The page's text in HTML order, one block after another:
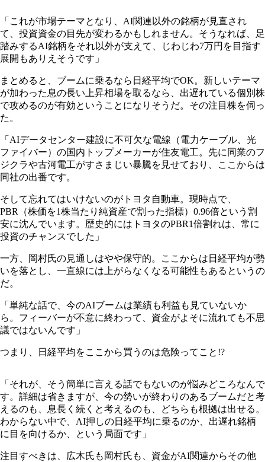
「これが市場テーマとなり、AI関連以外の銘柄が見直され
て、投資資金の目先が変わるかもしれません。そうなれば、足
踏みするAI銘柄をそれ以外が支えて、じわじわ7万円を目指す
展開もありえそうです」
まとめると、ブームに乗るなら日経平均でOK。新しいテーマ
が加わった息の長い上昇相場を取るなら、出遅れている個別株
で攻めるのが有効ということになりそうだ。その注目株を伺っ
た。
「AIデータセンター建設に不可欠な電線（電力ケーブル、光
ファイバー）の国内トップメーカーが住友電工。先に同業のフ
ジクラや古河電工がすさまじい暴騰を見せており、ここからは
同社の出番です。
そして忘れてはいけないのがトヨタ自動車。現時点で、
PBR（株価を1株当たり純資産で割った指標）0.96倍という割
安に沈んでいます。歴史的にはトヨタのPBR1倍割れは、常に
投資のチャンスでした」
一方、岡村氏の見通しはやや保守的。ここからは日経平均が勢
いを落とし、一直線には上がらなくなる可能性もあるというの
だ。
「単純な話で、今のAIブームは業績も利益も見ていないか
ら。フィーバーが不意に終わって、資金がよそに流れても不思
議ではないんです」
つまり、日経平均をここから買うのは危険ってこと!?
「それが、そう簡単に言える話でもないのが悩みどころなんで
す。詳細は省きますが、今の勢いが終わりのあるブームだと考
えるのも、息長く続くと考えるのも、どちらも根拠は出せる。
わからない中で、AI押しの日経平均に乗るのか、出遅れ銘柄
に目を向けるか、という局面です」
注目すべきは、広木氏も岡村氏も、資金がAI関連からその他